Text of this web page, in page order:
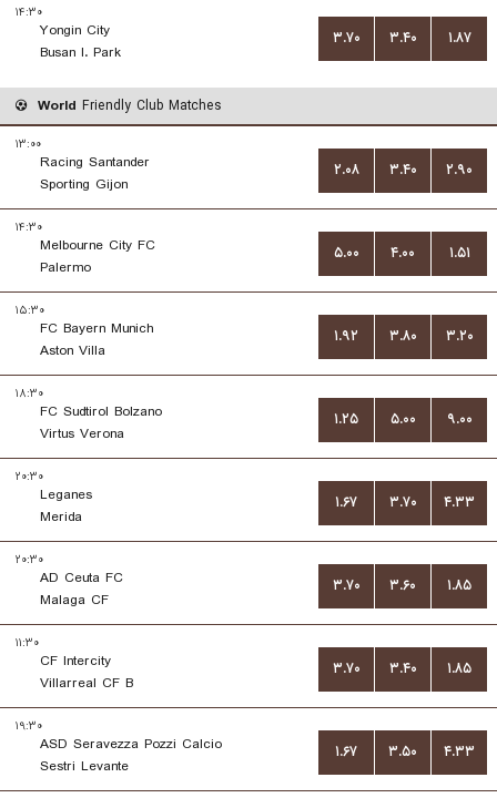
۱۴:۳۰
Yongin City
Busan I. Park
۳.۷۰ ۳.۴۰ ۱.۸۷
World Friendly Club Matches
۱۳:۰۰
Racing Santander
Sporting Gijon
۲.۰۸ ۳.۴۰ ۲.۹۰
۱۴:۳۰
Melbourne City FC
Palermo
۵.۰۰ ۴.۰۰ ۱.۵۱
۱۵:۳۰
FC Bayern Munich
Aston Villa
۱.۹۲ ۳.۸۰ ۳.۲۰
۱۸:۳۰
FC Sudtirol Bolzano
Virtus Verona
۱.۲۵ ۵.۰۰ ۹.۰۰
۲۰:۳۰
Leganes
Merida
۱.۶۷ ۳.۷۰ ۴.۳۳
۲۰:۳۰
AD Ceuta FC
Malaga CF
۳.۷۰ ۳.۶۰ ۱.۸۵
۱۱:۳۰
CF Intercity
Villarreal CF B
۳.۷۰ ۳.۴۰ ۱.۸۵
۱۹:۳۰
ASD Seravezza Pozzi Calcio
Sestri Levante
۱.۶۷ ۳.۵۰ ۴.۳۳